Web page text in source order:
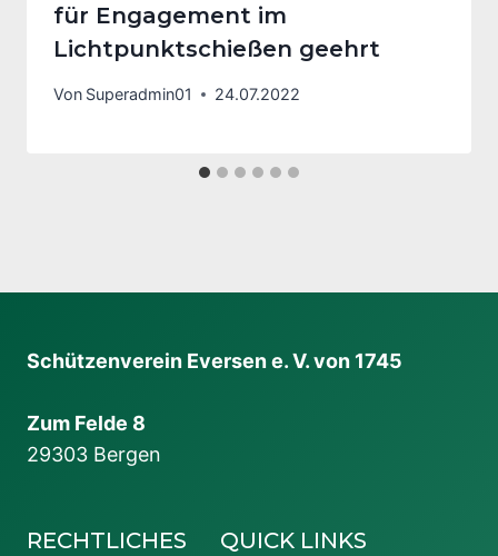
für Engagement im
Lichtpunktschießen geehrt
Von Superadmin01 24.07.2022
Schützenverein Eversen e. V. von 1745
Zum Felde 8
29303 Bergen
RECHTLICHES QUICK LINKS